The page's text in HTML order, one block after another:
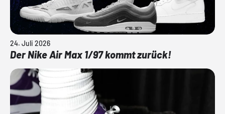
24. Juli 2026
Der Nike Air Max 1/97 kommt zurück!